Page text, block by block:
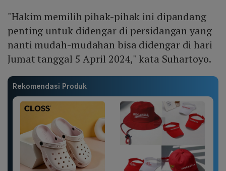
"Hakim memilih pihak-pihak ini dipandang
penting untuk didengar di persidangan yang
nanti mudah-mudahan bisa didengar di hari
Jumat tanggal 5 April 2024," kata Suhartoyo.
Rekomendasi Produk